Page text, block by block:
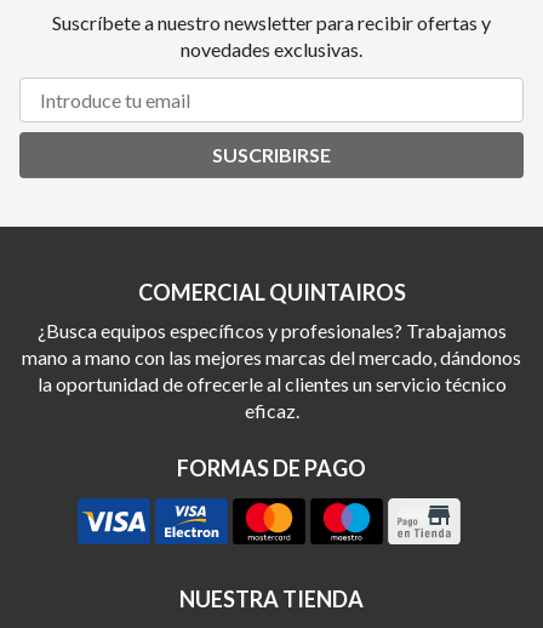
Suscríbete a nuestro newsletter para recibir ofertas y
novedades exclusivas.
SUSCRIBIRSE
COMERCIAL QUINTAIROS
¿Busca equipos específicos y profesionales? Trabajamos
mano a mano con las mejores marcas del mercado, dándonos
la oportunidad de ofrecerle al clientes un servicio técnico
eficaz.
FORMAS DE PAGO
NUESTRA TIENDA